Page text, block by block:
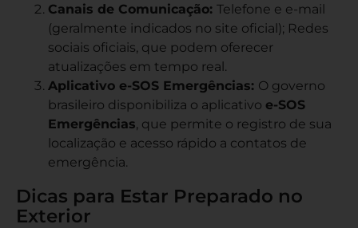
Canais de Comunicação: Telefone e e-mail
(geralmente indicados no site oficial); Redes
sociais oficiais, que podem oferecer
atualizações em tempo real.
Aplicativo e-SOS Emergências: O governo
brasileiro disponibiliza o aplicativo e-SOS
Emergências, que permite o registro de sua
localização e acesso rápido a contatos de
emergência.
Dicas para Estar Preparado no
Exterior